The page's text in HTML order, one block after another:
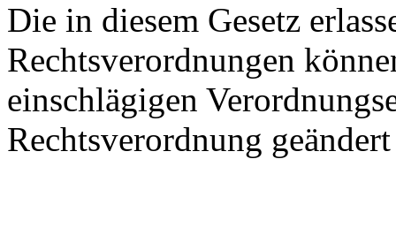
Die in diesem Gesetz
Rechtsverordnungen
einschlägigen
Rechtsverordnung